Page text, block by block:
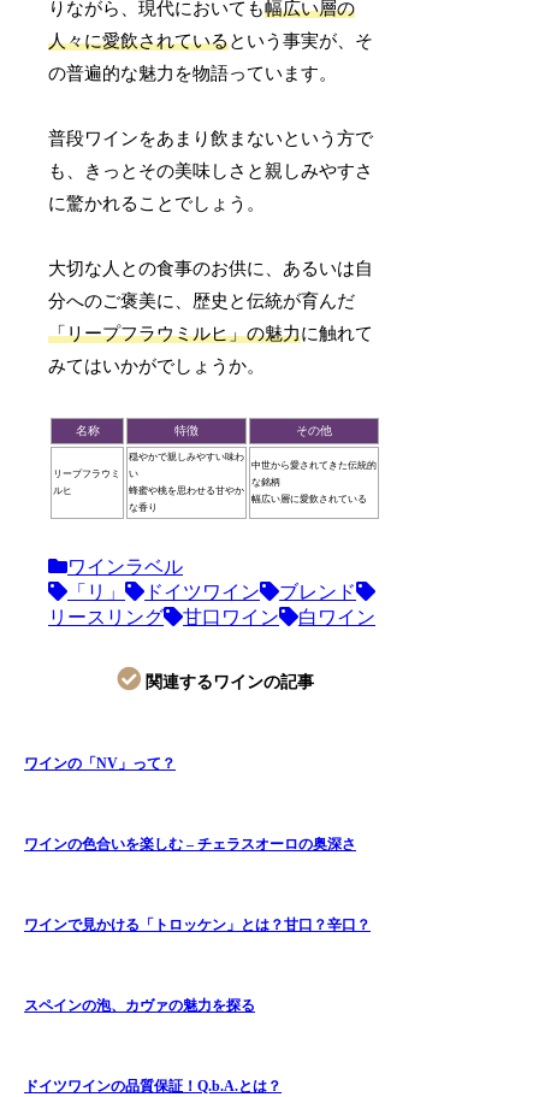
りながら、現代においても幅広い層の
人々に愛飲されているという事実が、そ
の普遍的な魅力を物語っています。
普段ワインをあまり飲まないという方で
も、きっとその美味しさと親しみやすさ
に驚かれることでしょう。
大切な人との食事のお供に、あるいは自
分へのご褒美に、歴史と伝統が育んだ
「リープフラウミルヒ」の魅力に触れて
みてはいかがでしょうか。
名称 特徴 その他
リープフラウミ
ルヒ
穏やかで親しみやすい味わ
い
蜂蜜や桃を思わせる甘やか
な香り
中世から愛されてきた伝統的
な銘柄
幅広い層に愛飲されている
ワインラベル
「リ」
ドイツワイン
ブレンド
リースリング
甘口ワイン 白ワイン
関連するワインの記事
ワインの「NV」って？
ワインの色合いを楽しむ – チェラスオーロの奥深さ
ワインで見かける「トロッケン」とは？甘口？辛口？
スペインの泡、カヴァの魅力を探る
ドイツワインの品質保証！Q.b.A.とは？